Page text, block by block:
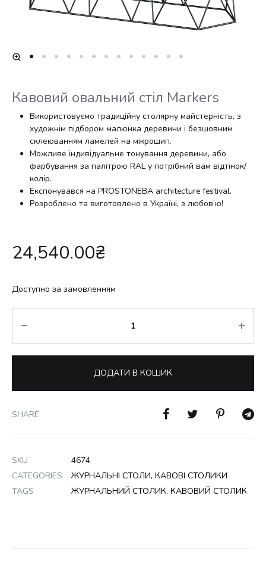
Кавовий овальний стіл Markers
Використовуємо традиційну столярну майстерність, з
художнім підбором малюнка деревини і безшовним
склеюванням ламелей на мікрошип.
Можливе індивідуальне тонування деревини, або
фарбування за палітрою RAL у потрібний вам відтінок/
колір.
Експонувався на PROSTONEBA architecture festival.
Розроблено та виготовлено в Україні, з любов’ю!
24,540.00₴
Доступно за замовленням
ДОДАТИ В КОШИК
SHARE
SKU
4674
CATEGORIES
ЖУРНАЛЬНІ СТОЛИ, КАВОВІ СТОЛИКИ
TAGS
ЖУРНАЛЬНИЙ СТОЛИК, КАВОВИЙ СТОЛИК